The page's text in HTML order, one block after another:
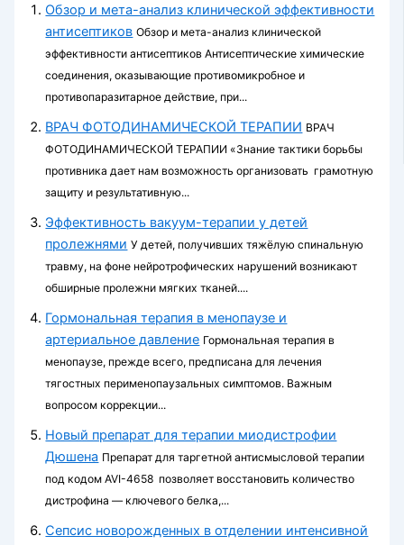
Обзор и мета-анализ клинической эффективности
антисептиков Обзор и мета-анализ клинической
эффективности антисептиков Антисептические химические
соединения, оказывающие противомикробное и
противопаразитарное действие, при...
ВРАЧ ФОТОДИНАМИЧЕСКОЙ ТЕРАПИИ ВРАЧ
ФОТОДИНАМИЧЕСКОЙ ТЕРАПИИ «Знание тактики борьбы
противника дает нам возможность организовать грамотную
защиту и результативную...
Эффективность вакуум-терапии у детей
пролежнями У детей, получивших тяжёлую спинальную
травму, на фоне нейротрофических нарушений возникают
обширные пролежни мягких тканей....
Гормональная терапия в менопаузе и
артериальное давление Гормональная терапия в
менопаузе, прежде всего, предписана для лечения
тягостных перименопаузальных симптомов. Важным
вопросом коррекции...
Новый препарат для терапии миодистрофии
Дюшена Препарат для таргетной антисмысловой терапии
под кодом AVI-4658 позволяет восстановить количество
дистрофина — ключевого белка,...
Сепсис новорожденных в отделении интенсивной